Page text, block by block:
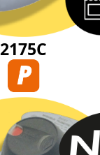
2175C